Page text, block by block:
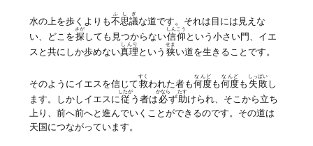
水の上を歩くよりも不思議
ふしぎ
な道です。それは目には見えな
い、どこを探
さが
しても見つからない信仰
しんこう
という小さい門、イエ
スと共にしか歩めない真理
しんり
という 狭
せま
い道を生きることです。
そのようにイエスを信じて救
すく
われた者も何度
なんど
も何度
なんど
も 失敗
しっぱい
し
ます。しかしイエスに従
したが
う者は 必
かなら
ず助
たす
けられ、そこから立ち
上り、前へ前へと進んでいくことができるのです。その道は
天国につながっています。